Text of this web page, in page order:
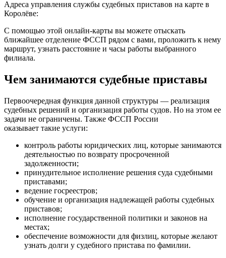
Адреса управления службы судебных приставов на карте в
Королёве:
С помощью этой онлайн-карты вы можете отыскать
ближайшее отделение ФССП рядом с вами, проложить к нему
маршрут, узнать расстояние и часы работы выбранного
филиала.
Чем занимаются судебные приставы
Первоочередная функция данной структуры — реализация
судебных решений и организация работы судов. Но на этом ее
задачи не ограничены. Также ФССП России
оказывает такие услуги:
контроль работы юридических лиц, которые занимаются
деятельностью по возврату просроченной
задолженности;
принудительное исполнение решения суда судебными
приставами;
ведение госреестров;
обучение и организация надлежащей работы судебных
приставов;
исполнение государственной политики и законов на
местах;
обеспечение возможности для физлиц, которые желают
узнать долги у судебного пристава по фамилии.